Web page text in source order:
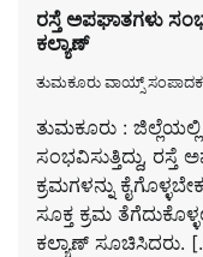
ರಸ್ತೆ ಅಪಘಾತಗಳು
ಕಲ್ಯಾಣ್
ತುಮಕೂರು ವಾಯ್ಸ್
ತುಮಕೂರು :
ಸಂಭವಿಸುತ್ತಿದ್ದು,
ಕ್ರಮಗಳನ್ನು
ಸೂಕ್ತ ಕ್ರಮ
ಕಲ್ಯಾಣ್ ಸೂಚಿಸಿದರು.